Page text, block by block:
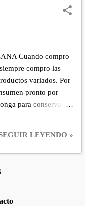
1/2 puñado de
de aceite de oliva
PREPARACIÓN:
y escurro bien.
bocado. Corto
pepinillos y los
los ingredientes con
Cuando compro
compro las
variados. Por
pronto por
para conservarlas
más a
así que compro
en Mercadona
dice que ya vienen
LEYENDO »